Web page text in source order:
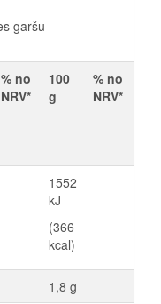
garšu
% no
NRV*
100
g
% no
NRV*
1552
kJ
(366
kcal)
1,8 g